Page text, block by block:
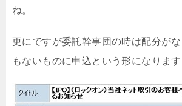
ね。
更にですが委託幹事団の時は配分が
もないものに申込という形になります